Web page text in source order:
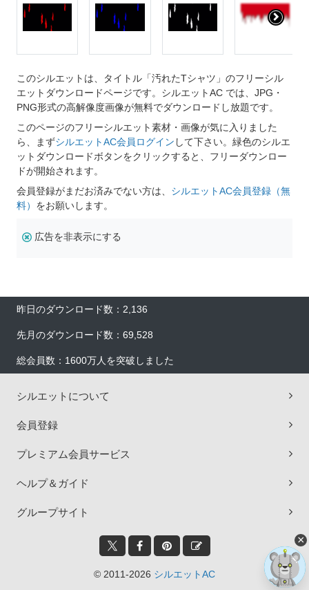
このシルエットは、タイトル「汚れたTシャツ」のフリーシル
エットダウンロードページです。シルエットAC では、JPG・
PNG形式の高解像度画像が無料でダウンロードし放題です。
このページのフリーシルエット素材・画像が気に入りました
ら、まずシルエットAC会員ログイン して下さい。緑色のシルエ
ットダウンロードボタンをクリックすると、フリーダウンロー
ドが開始されます。
会員登録がまだお済みでない方は、 シルエットAC会員登録（無
料） をお願いします。
広告を非表示にする
昨日のダウンロード数：2,136
先月のダウンロード数：69,528
総会員数：1600万人を突破しました
シルエットについて
会員登録
プレミアム会員サービス
ヘルプ＆ガイド
グループサイト
© 2011-2026 シルエットAC
×